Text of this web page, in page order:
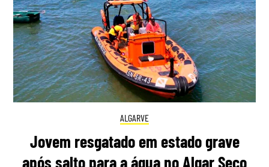
ALGARVE
Jovem resgatado em estado grave
após salto para a água no Algar Seco